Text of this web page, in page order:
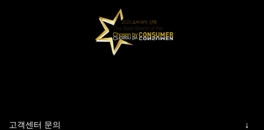
고객센터 문의